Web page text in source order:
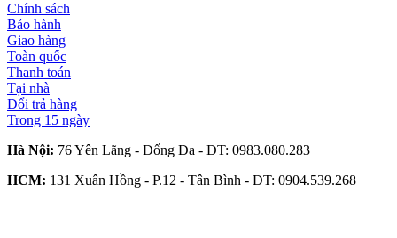
Chính sách
Bảo hành
Giao hàng
Toàn quốc
Thanh toán
Tại nhà
Đổi trả hàng
Trong 15 ngày
Hà Nội: 76 Yên Lãng - Đống Đa - ĐT: 0983.080.283
HCM: 131 Xuân Hồng - P.12 - Tân Bình - ĐT: 0904.539.268